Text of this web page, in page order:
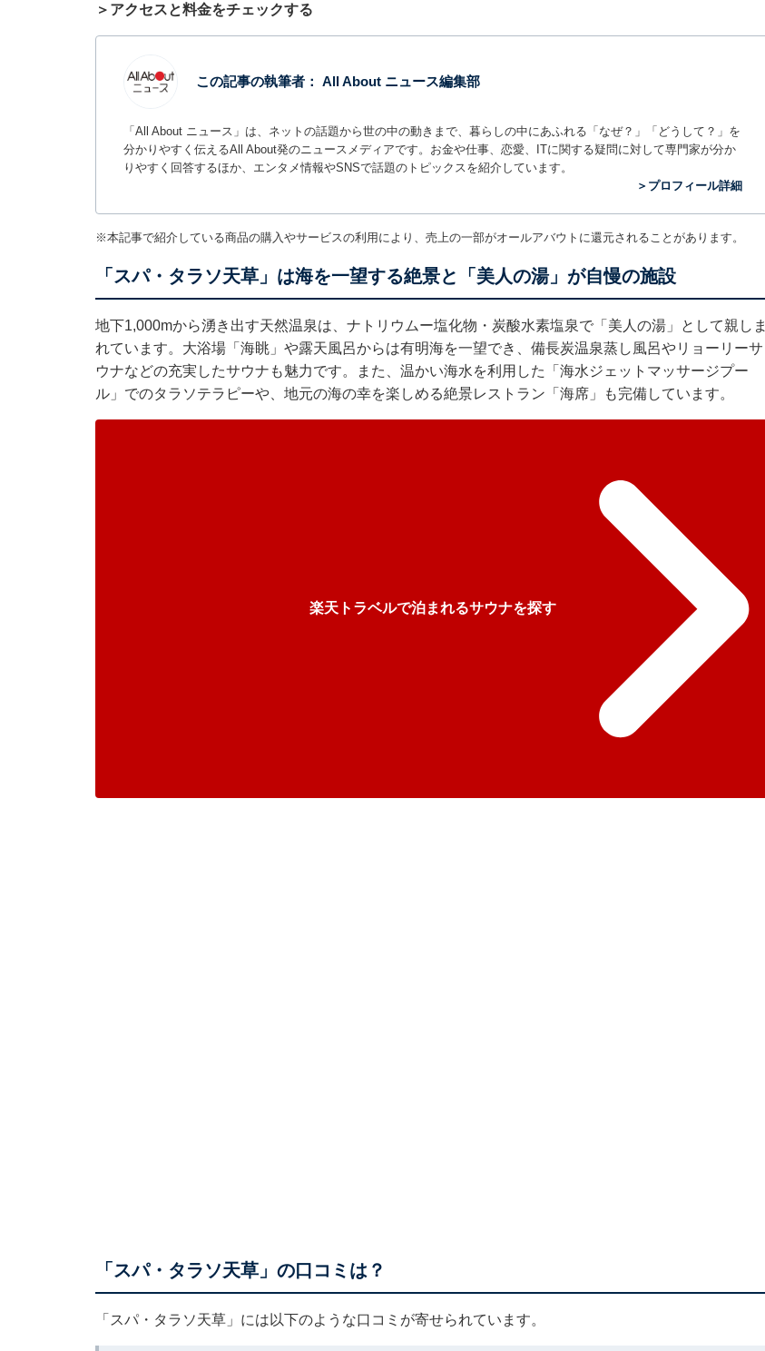
＞アクセスと料金をチェックする
この記事の執筆者： All About ニュース編集部
「All About ニュース」は、ネットの話題から世の中の動きまで、暮らしの中にあふれる「なぜ？」「どうして？」を
分かりやすく伝えるAll About発のニュースメディアです。お金や仕事、恋愛、ITに関する疑問に対して専門家が分か
りやすく回答するほか、エンタメ情報やSNSで話題のトピックスを紹介しています。
＞プロフィール詳細
※本記事で紹介している商品の購入やサービスの利用により、売上の一部がオールアバウトに還元されることがあります。
「スパ・タラソ天草」は海を一望する絶景と「美人の湯」が自慢の施設
地下1,000mから湧き出す天然温泉は、ナトリウムー塩化物・炭酸水素塩泉で「美人の湯」として親しま
れています。大浴場「海眺」や露天風呂からは有明海を一望でき、備長炭温泉蒸し風呂やリョーリーサ
ウナなどの充実したサウナも魅力です。また、温かい海水を利用した「海水ジェットマッサージプー
ル」でのタラソテラピーや、地元の海の幸を楽しめる絶景レストラン「海席」も完備しています。
楽天トラベルで泊まれるサウナを探す
「スパ・タラソ天草」の口コミは？
「スパ・タラソ天草」には以下のような口コミが寄せられています。